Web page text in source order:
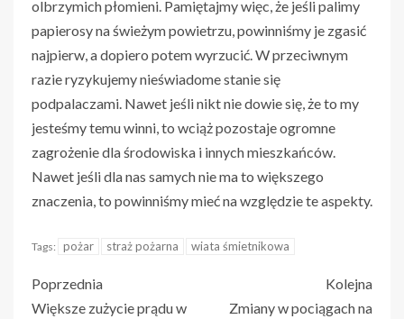
olbrzymich płomieni. Pamiętajmy więc, że jeśli palimy
papierosy na świeżym powietrzu, powinniśmy je zgasić
najpierw, a dopiero potem wyrzucić. W przeciwnym
razie ryzykujemy nieświadome stanie się
podpalaczami. Nawet jeśli nikt nie dowie się, że to my
jesteśmy temu winni, to wciąż pozostaje ogromne
zagrożenie dla środowiska i innych mieszkańców.
Nawet jeśli dla nas samych nie ma to większego
znaczenia, to powinniśmy mieć na względzie te aspekty.
Tags: pożar straż pożarna wiata śmietnikowa
Poprzednia
Większe zużycie prądu w
Kolejna
Zmiany w pociągach na